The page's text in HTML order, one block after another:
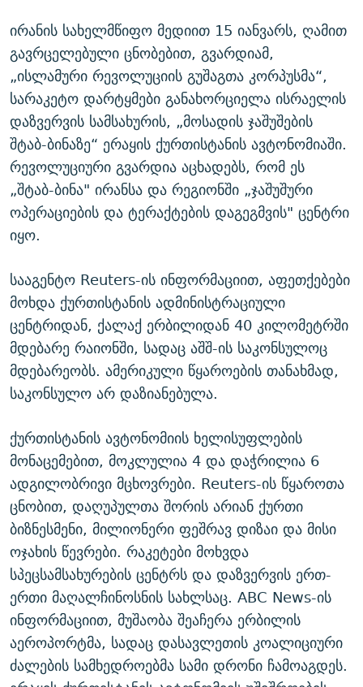
ირანის სახელმწიფო მედიით 15 იანვარს, ღამით
გავრცელებული ცნობებით, გვარდიამ,
„ისლამური რევოლუციის გუშაგთა კორპუსმა“,
სარაკეტო დარტყმები განახორციელა ისრაელის
დაზვერვის სამსახურის, „მოსადის ჯაშუშების
შტაბ-ბინაზე“ ერაყის ქურთისტანის ავტონომიაში.
რევოლუციური გვარდია აცხადებს, რომ ეს
„შტაბ-ბინა" ირანსა და რეგიონში „ჯაშუშური
ოპერაციების და ტერაქტების დაგეგმვის" ცენტრი
იყო.
სააგენტო Reuters-ის ინფორმაციით, აფეთქებები
მოხდა ქურთისტანის ადმინისტრაციული
ცენტრიდან, ქალაქ ერბილიდან 40 კილომეტრში
მდებარე რაიონში, სადაც აშშ-ის საკონსულოც
მდებარეობს. ამერიკული წყაროების თანახმად,
საკონსულო არ დაზიანებულა.
ქურთისტანის ავტონომიის ხელისუფლების
მონაცემებით, მოკლულია 4 და დაჭრილია 6
ადგილობრივი მცხოვრები. Reuters-ის წყაროთა
ცნობით, დაღუპულთა შორის არიან ქურთი
ბიზნესმენი, მილიონერი ფეშრავ დიზაი და მისი
ოჯახის წევრები. რაკეტები მოხვდა
სპეცსამსახურების ცენტრს და დაზვერვის ერთ-
ერთი მაღალჩინოსნის სახლსაც. ABC News-ის
ინფორმაციით, მუშაობა შეაჩერა ერბილის
აეროპორტმა, სადაც დასავლეთის კოალიციური
ძალების სამხედროებმა სამი დრონი ჩამოაგდეს.